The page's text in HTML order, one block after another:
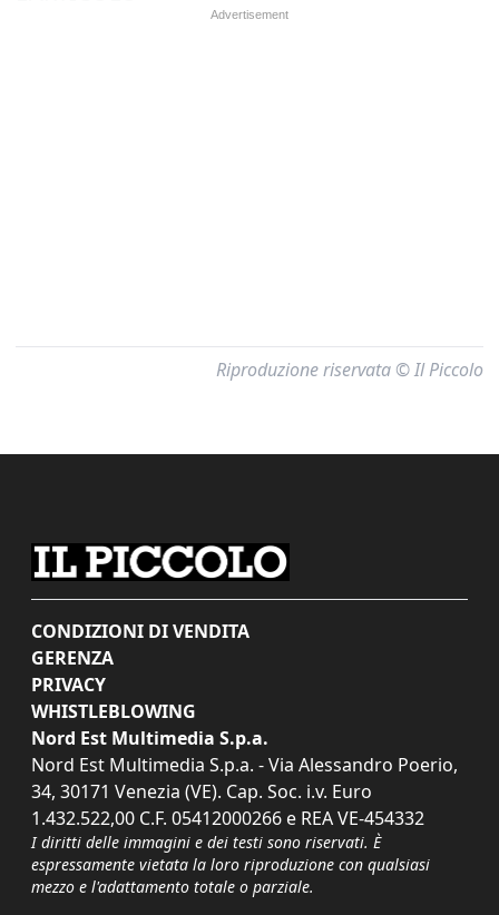
Riproduzione riservata © Il Piccolo
CONDIZIONI DI VENDITA
GERENZA
PRIVACY
WHISTLEBLOWING
Nord Est Multimedia S.p.a.
Nord Est Multimedia S.p.a. - Via Alessandro Poerio,
34, 30171 Venezia (VE). Cap. Soc. i.v. Euro
1.432.522,00 C.F. 05412000266 e REA VE-454332
I diritti delle immagini e dei testi sono riservati. È
espressamente vietata la loro riproduzione con qualsiasi
mezzo e l'adattamento totale o parziale.